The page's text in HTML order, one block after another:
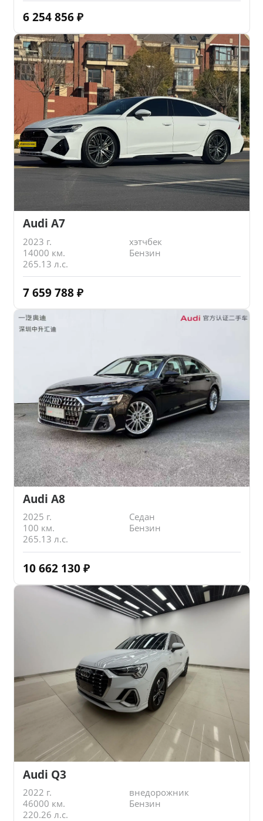
6 254 856 ₽
Audi A7
2023 г.
хэтчбек
14000 км.
Бензин
265.13 л.с.
7 659 788 ₽
Audi A8
2025 г.
Седан
100 км.
Бензин
265.13 л.с.
10 662 130 ₽
Audi Q3
2022 г.
внедорожник
46000 км.
Бензин
220.26 л.с.